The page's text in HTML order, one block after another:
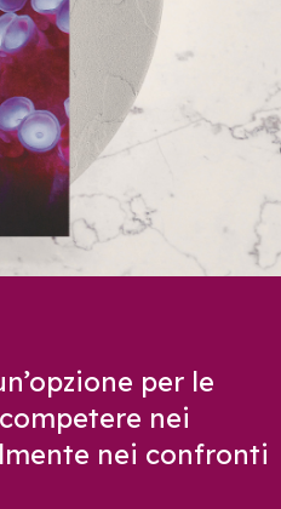
per le
nei
nei confronti